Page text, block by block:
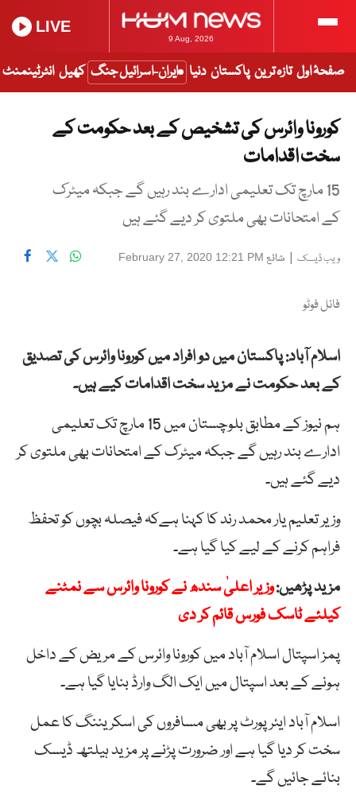
9 Aug, 2026
LIVE
صفحۂ اول تازہ ترین پاکستان دنیا ایران-اسرائیل جنگ کھیل انٹرٹینمنٹ
کورونا وائرس کی تشخیص کے بعد حکومت کے
سخت اقدامات
15 مارچ تک تعلیمی ادارے بند رہیں گے جبکہ میٹرک
کے امتحانات بھی ملتوی کر دیے گئے ہیں
ویب ڈیسک | شائع February 27, 2020 12:21 PM
فائل فوٹو
اسلام آباد: پاکستان میں دو افراد میں کورونا وائرس کی تصدیق
کے بعد حکومت نے مزید سخت اقدامات کیے ہیں۔
ہم نیوز کے مطابق بلوچستان میں 15 مارچ تک تعلیمی
ادارے بند رہیں گے جبکہ میٹرک کے امتحانات بھی ملتوی کر
دیے گئے ہیں۔
وزیر تعلیم یار محمد رند کا کہنا ہےکہ فیصلہ بچوں کو تحفظ
فراہم کرنے کے لیے کیا گیا ہے۔
مزید پڑھیں:وزیر اعلیٰ سندھ نے کورونا وائرس سے نمٹنے
کیلئے ٹاسک فورس قائم کر دی
پمز اسپتال اسلام آباد میں کورونا وائرس کے مریض کے داخل
ہونے کے بعد اسپتال میں ایک الگ وارڈ بنایا گیا ہے۔
اسلام آباد ایئرپورٹ پر بھی مسافروں کی اسکریننگ کا عمل
سخت کر دیا گیا ہے اور ضرورت پڑنے پر مزید ہیلتھ ڈیسک
بنائے جائیں گے۔